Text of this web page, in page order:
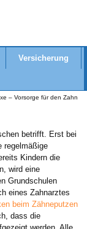
Versicherung
– Vorsorge für den Zahn
betrifft. Erst bei
regelmäßige
Kindern die
wird eine
Grundschulen
eines Zahnarztes
beim Zähneputzen
dass die